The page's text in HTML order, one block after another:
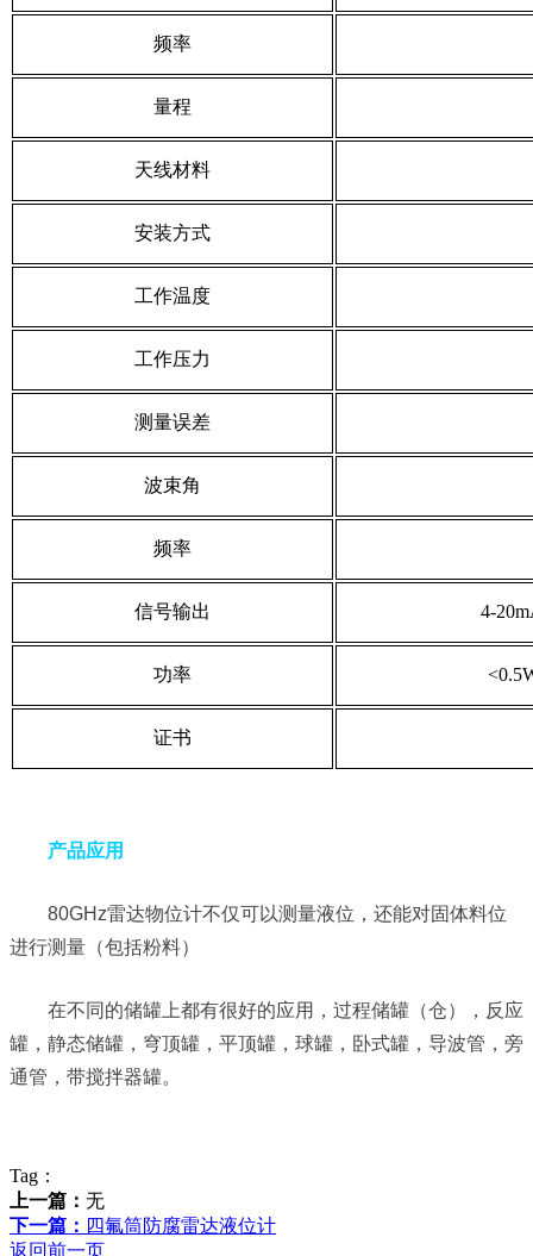
频率
量程
天线材料
安装方式
工作温度
工作压力
测量误差
波束角
频率
信号输出 4-
功率
证书
产品应用
80GHz雷达物位计不仅可以测量液位，还能对固体料位
进行测量（包括粉料）
在不同的储罐上都有很好的应用，过程储罐（仓），反应
罐，静态储罐，穹顶罐，平顶罐，球罐，卧式罐，导波管，旁
通管，带搅拌器罐。
Tag：
上一篇： 无
下一篇： 四氟筒防腐雷达液位计
返回前一页